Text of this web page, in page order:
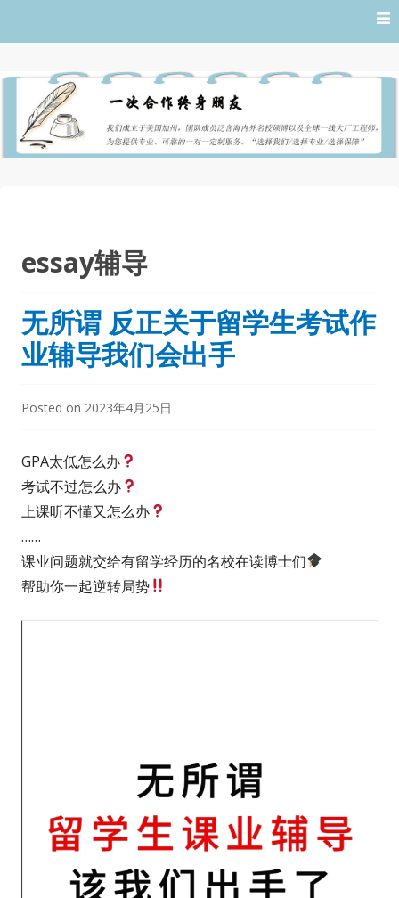
essay辅导
无所谓 反正关于留学生考试作
业辅导我们会出手
Posted on 2023年4月25日
GPA太低怎么办
考试不过怎么办
上课听不懂又怎么办
……
课业问题就交给有留学经历的名校在读博士们
帮助你一起逆转局势